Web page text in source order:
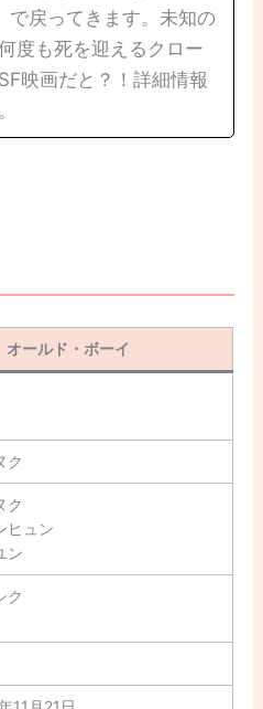
で戻ってきます。未知の
度も死を迎えるクロー
映画だと？！詳細情報
オールド・ボーイ
ク
ク
ヒュン
ン
ク